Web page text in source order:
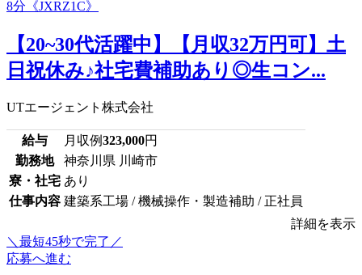
【20~30代活躍中】【月収32万円可】土
日祝休み♪社宅費補助あり◎生コン...
UTエージェント株式会社
給与 月収例323,000円
勤務地
神奈川県 川崎市
寮・社宅 あり
仕事内容 建築系工場 / 機械操作・製造補助 / 正社員
詳細を表示
＼最短45秒で完了／
応募へ進む